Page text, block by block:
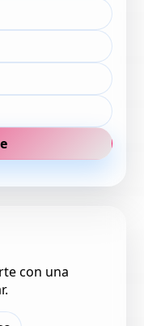
con una